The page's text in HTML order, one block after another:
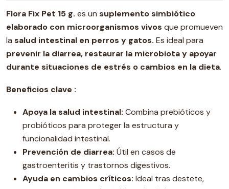
Flora Fix Pet 15 g. es un suplemento simbiótico
elaborado con microorganismos vivos que promueven
la salud intestinal en perros y gatos. Es ideal para
prevenir la diarrea, restaurar la microbiota y apoyar
durante situaciones de estrés o cambios en la dieta.
Beneficios clave :
Apoya la salud intestinal: Combina prebióticos y
probióticos para proteger la estructura y
funcionalidad intestinal.
Prevención de diarrea: Útil en casos de
gastroenteritis y trastornos digestivos.
Ayuda en cambios críticos: Ideal tras destete,